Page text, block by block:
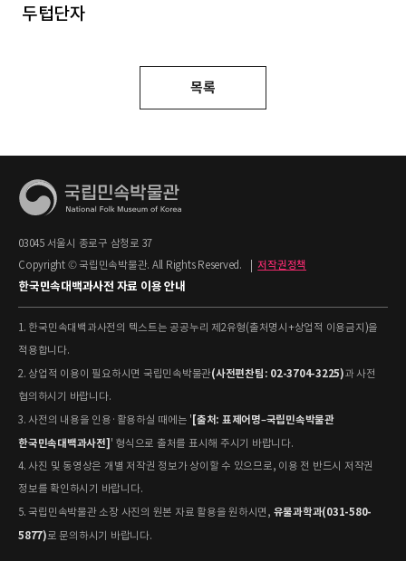
두텁단자
목록
03045 서울시 종로구 삼청로 37
Copyright © 국립민속박물관. All Rights Reserved.
저작권정책
한국민속대백과사전 자료 이용 안내
1. 한국민속대백과사전의 텍스트는 공공누리 제2유형(출처명시+상업적 이용금지)을
적용합니다.
2. 상업적 이용이 필요하시면 국립민속박물관(사전편찬팀: 02-3704-3225)과 사전
협의하시기 바랍니다.
3. 사전의 내용을 인용·활용하실 때에는 ' [출처: 표제어명–국립민속박물관
한국민속대백과사전] ' 형식으로 출처를 표시해 주시기 바랍니다.
4. 사진 및 동영상은 개별 저작권 정보가 상이할 수 있으므로, 이용 전 반드시 저작권
정보를 확인하시기 바랍니다.
5. 국립민속박물관 소장 사진의 원본 자료 활용을 원하시면, 유물과학과(031-580-
5877)로 문의하시기 바랍니다.